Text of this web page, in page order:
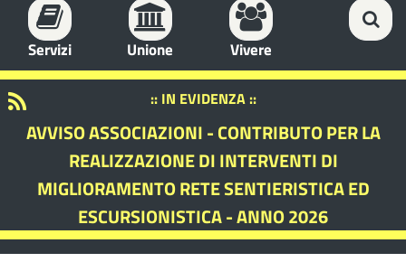
Servizi Unione Vivere
:: IN EVIDENZA ::
AVVISO ASSOCIAZIONI - CONTRIBUTO PER LA
REALIZZAZIONE DI INTERVENTI DI
MIGLIORAMENTO RETE SENTIERISTICA ED
ESCURSIONISTICA - ANNO 2026